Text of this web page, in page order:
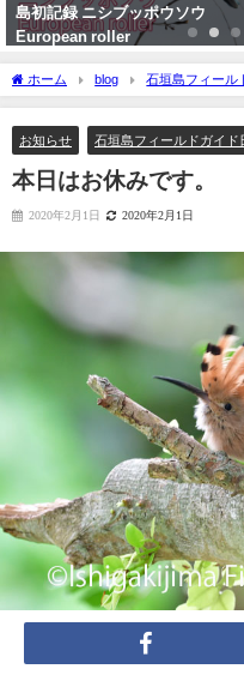
島初記録 ニシブッポウソウ
European roller
ホーム blog 石垣島フィール
す。
お知らせ 石垣島フィールドガイド
本日はお休みです。
2020年2月1日 2020年2月1日